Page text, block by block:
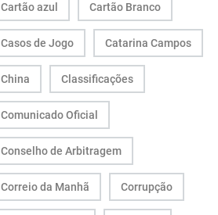
Cartão azul Cartão Branco
Casos de Jogo Catarina Campos
China Classificações
Comunicado Oficial
Conselho de Arbitragem
Correio da Manhã Corrupção